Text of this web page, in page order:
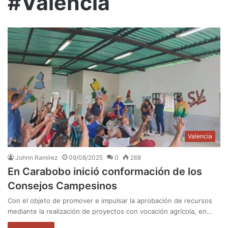
Valencia
Johnn Ramírez 09/08/2025 0 268
En Carabobo inició conformación de los
Consejos Campesinos
Con el objeto de promover e impulsar la aprobación de recursos
mediante la realización de proyectos con vocación agrícola, en…